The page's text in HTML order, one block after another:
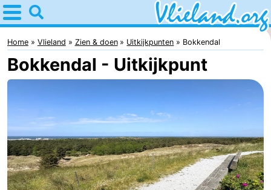
Home
Vlieland
Tips
kinderen
Natuur
Overnachten
Appartementen
Home Vlieland Zien & doen Uitkijkpunten Bokkendal
Bokkendal - Uitkijkpunt